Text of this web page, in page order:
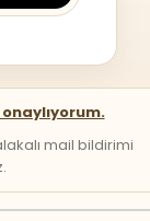
mail bildirimi